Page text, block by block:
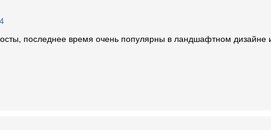
последнее время очень популярны в ландшафтном дизайне